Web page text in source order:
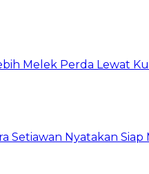
Melek Perda Lewat
Setiawan Nyatakan